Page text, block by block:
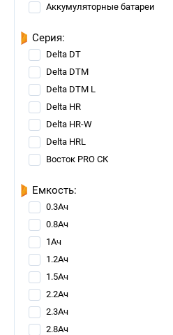
Аккумуляторные батареи
Серия:
Delta DT
Delta DTM
Delta DTM L
Delta HR
Delta HR-W
Delta HRL
Восток PRO СК
Емкость:
0.3Ач
0.8Ач
1Ач
1.2Ач
1.5Ач
2.2Ач
2.3Ач
2.8Ач